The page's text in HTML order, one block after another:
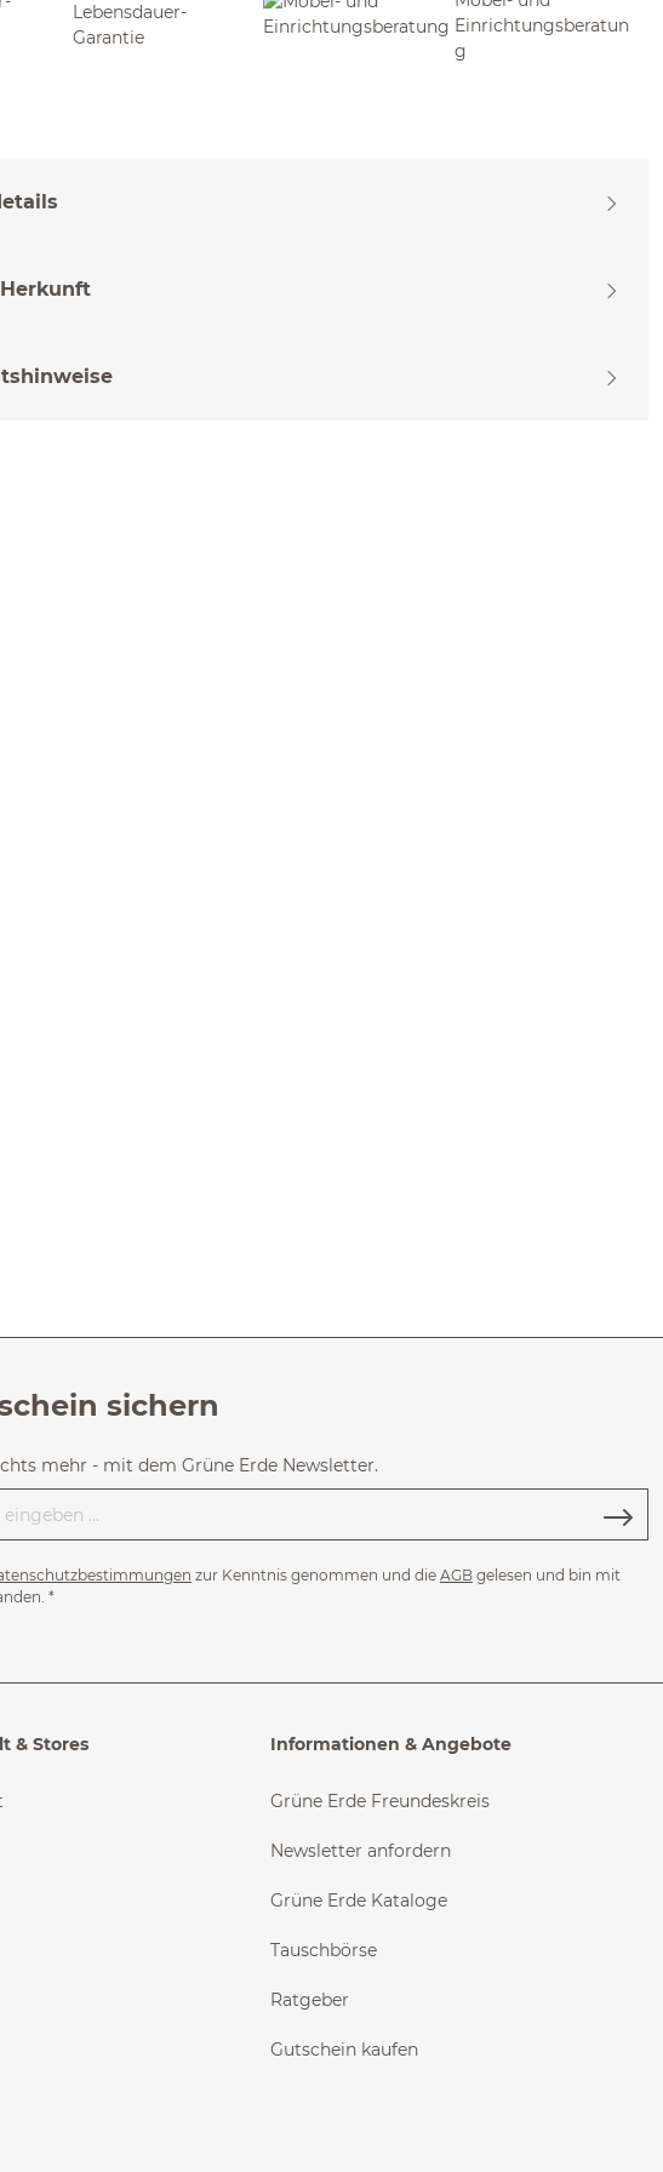
Lebensdauer-
Garantie
Einrichtungsberatun
g
sichern
mehr - mit dem Grüne Erde Newsletter.
zur Kenntnis genommen und die AGB gelesen und bin mit
*
& Stores Informationen & Angebote
Grüne Erde Freundeskreis
Newsletter anfordern
Grüne Erde Kataloge
Tauschbörse
Ratgeber
Gutschein kaufen